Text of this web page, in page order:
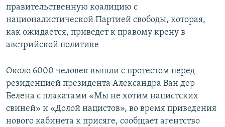
правительственную коалицию с
националистической Партией свободы, которая,
как ожидается, приведет к правому крену в
австрийской политике
Около 6000 человек вышли с протестом перед
резиденцией президента Александра Ван дер
Белена с плакатами «Мы не хотим нацистских
свиней» и «Долой нацистов», во время приведения
нового кабинета к присяге, сообщает агентство